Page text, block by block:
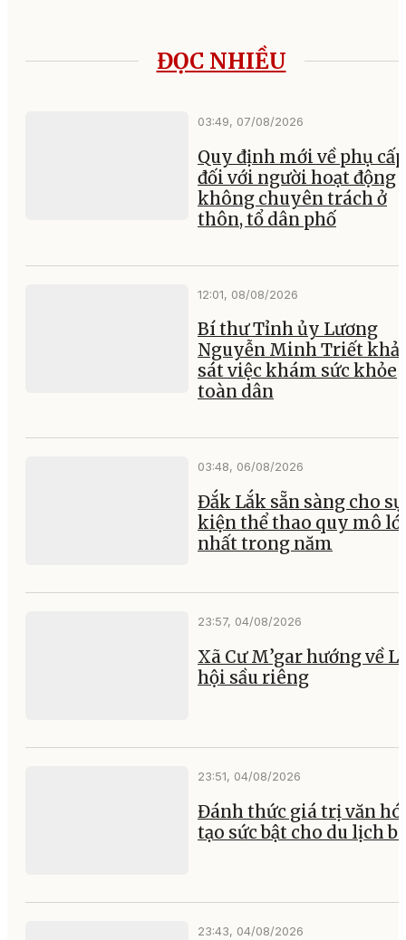
ĐỌC NHIỀU
03:49, 07/08/2026
Quy định mới về phụ cấp
đối với người hoạt động
không chuyên trách ở
thôn, tổ dân phố
12:01, 08/08/2026
Bí thư Tỉnh ủy Lương
Nguyễn Minh Triết
sát việc khám sức khỏe
toàn dân
03:48, 06/08/2026
Đắk Lắk sẵn sàng cho sự
kiện thể thao quy mô
nhất trong năm
23:57, 04/08/2026
Xã Cư M’gar hướng về
hội sầu riêng
23:51, 04/08/2026
Đánh thức giá trị văn
tạo sức bật cho du lịch
23:43, 04/08/2026